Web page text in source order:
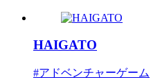
HAIGATO
#アドベンチャーゲーム